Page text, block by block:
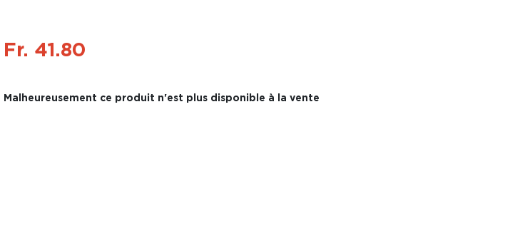
Fr. 41.80
Malheureusement ce produit n'est plus disponible à la vente